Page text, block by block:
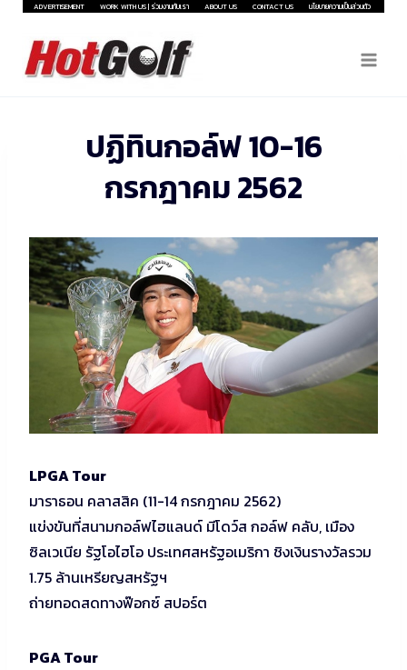
Skip
content
ADVERTISEMENT WORK WITH US | ร่วมงานกับเรา ABOUT US CONTACT US นโยบายความเป็นส่วนตัว
ปฏิทินกอล์ฟ 10-16
กรกฎาคม 2562
LPGA Tour
มาราธอน คลาสสิค (11-14 กรกฎาคม 2562)
แข่งขันที่สนามกอล์ฟไฮแลนด์ มีโดว์ส กอล์ฟ คลับ, เมือง
ซิลเวเนีย รัฐโอไฮโอ ประเทศสหรัฐอเมริกา ชิงเงินรางวัลรวม
1.75 ล้านเหรียญสหรัฐฯ
ถ่ายทอดสดทางฟ๊อกซ์ สปอร์ต
PGA Tour